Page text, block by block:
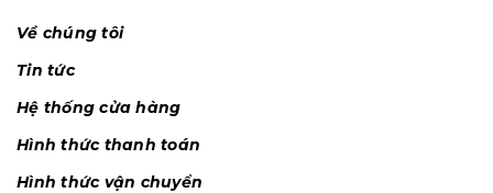
Về chúng tôi
Tin tức
Hệ thống cửa hàng
Hình thức thanh toán
Hình thức vận chuyển